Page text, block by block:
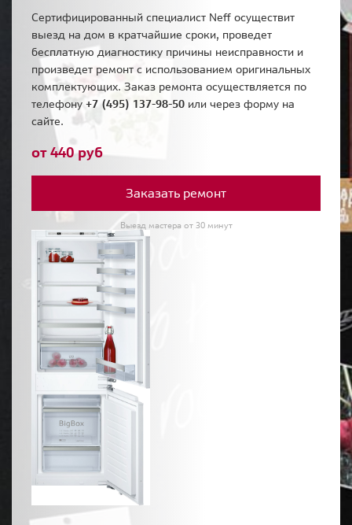
Сертифицированный специалист Neff осуществит
выезд на дом в кратчайшие сроки, проведет
бесплатную диагностику причины неисправности и
произведет ремонт с использованием оригинальных
комплектующих. Заказ ремонта осуществляется по
телефону +7 (495) 137-98-50 или через форму на
сайте.
от 440 руб
Заказать ремонт
Выезд мастера от 30 минут